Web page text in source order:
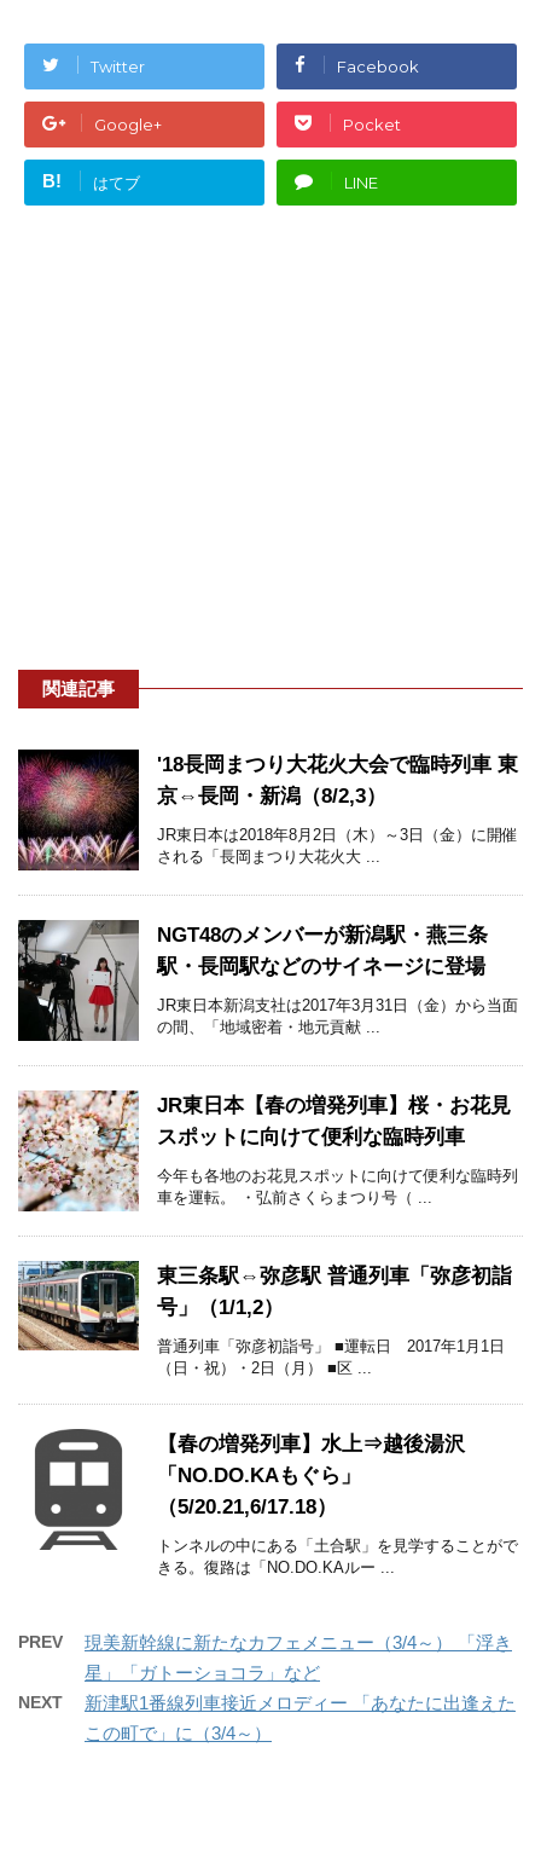
Twitter Facebook
Google+ Pocket
B! はてブ LINE
関連記事
'18長岡まつり大花火大会で臨時列車 東
京⇔長岡・新潟（8/2,3）
JR東日本は2018年8月2日（木）～3日（金）に開催
される「長岡まつり大花火大 ...
NGT48のメンバーが新潟駅・燕三条
駅・長岡駅などのサイネージに登場
JR東日本新潟支社は2017年3月31日（金）から当面
の間、「地域密着・地元貢献 ...
JR東日本【春の増発列車】桜・お花見
スポットに向けて便利な臨時列車
今年も各地のお花見スポットに向けて便利な臨時列
車を運転。 ・弘前さくらまつり号（ ...
東三条駅⇔弥彦駅 普通列車「弥彦初詣
号」（1/1,2）
普通列車「弥彦初詣号」 ■運転日 2017年1月1日
（日・祝）・2日（月） ■区 ...
【春の増発列車】水上⇒越後湯沢
「NO.DO.KAもぐら」
（5/20.21,6/17.18）
トンネルの中にある「土合駅」を見学することがで
きる。復路は「NO.DO.KAルー ...
PREV
現美新幹線に新たなカフェメニュー（3/4～） 「浮き
星」「ガトーショコラ」など
NEXT
新津駅1番線列車接近メロディー 「あなたに出逢えた
この町で」に（3/4～）